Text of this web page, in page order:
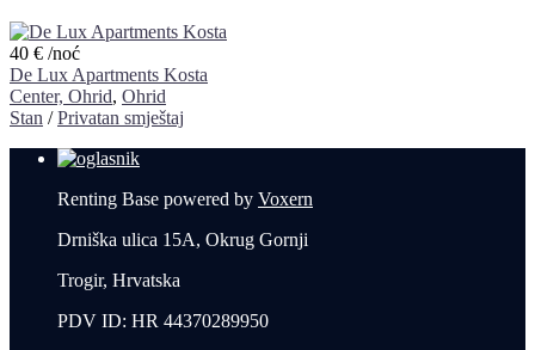
40 € /noć
De Lux Apartments Kosta
Center, Ohrid, Ohrid
Stan /Privatan smještaj
Renting Base powered by Voxern
Drniška ulica 15A, Okrug Gornji
Trogir, Hrvatska
PDV ID: HR 44370289950